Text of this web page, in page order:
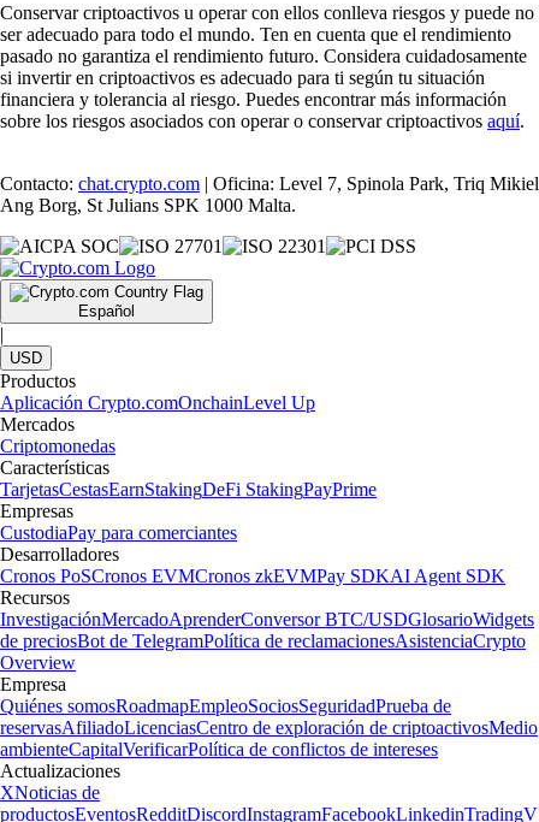
Conservar criptoactivos u operar con ellos conlleva riesgos y puede no
ser adecuado para todo el mundo. Ten en cuenta que el rendimiento
pasado no garantiza el rendimiento futuro. Considera cuidadosamente
si invertir en criptoactivos es adecuado para ti según tu situación
financiera y tolerancia al riesgo. Puedes encontrar más información
sobre los riesgos asociados con operar o conservar criptoactivos aquí.
Contacto: chat.crypto.com | Oficina: Level 7, Spinola Park, Triq Mikiel
Ang Borg, St Julians SPK 1000 Malta.
Español
|
USD
Productos
Aplicación Crypto.comOnchainLevel Up
Mercados
Criptomonedas
Características
TarjetasCestasEarnStakingDeFi StakingPayPrime
Empresas
CustodiaPay para comerciantes
Desarrolladores
Cronos PoSCronos EVMCronos zkEVMPay SDKAI Agent SDK
Recursos
InvestigaciónMercadoAprenderConversor BTC/USDGlosarioWidgets
de preciosBot de TelegramPolítica de reclamacionesAsistenciaCrypto
Overview
Empresa
Quiénes somosRoadmapEmpleoSociosSeguridadPrueba de
reservasAfiliadoLicenciasCentro de exploración de criptoactivosMedio
ambienteCapitalVerificarPolítica de conflictos de intereses
Actualizaciones
XNoticias de
productosEventosRedditDiscordInstagramFacebookLinkedinTradingV